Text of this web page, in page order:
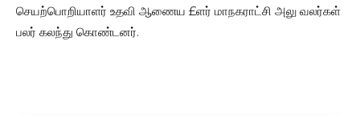
செயற்பொறியாளர் உதவி ஆணைய £ளர் மாநகராட்சி அலு வலர்கள்
பலர் கலந்து கொண்டனர்.